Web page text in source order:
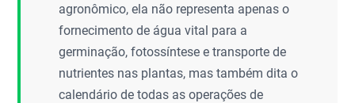
agronômico, ela não representa apenas o
fornecimento de água vital para a
germinação, fotossíntese e transporte de
nutrientes nas plantas, mas também dita o
calendário de todas as operações de